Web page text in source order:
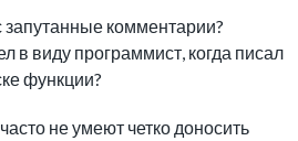
запутанные комментарии?
в виду программист, когда писал
функции?
не умеют четко доносить